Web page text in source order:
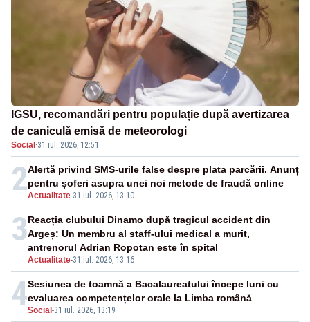
IGSU, recomandări pentru populație după avertizarea
de caniculă emisă de meteorologi
Social ·31 iul. 2026, 12:51
2Actualitate-31 iul. 2026, 13:10
Alertă privind SMS-urile false despre plata parcării. Anunț
pentru șoferi asupra unei noi metode de fraudă online
3
Actualitate-31 iul. 2026, 13:16
Reacția clubului Dinamo după tragicul accident din
Argeș: Un membru al staff-ului medical a murit,
antrenorul Adrian Ropotan este în spital
4Social -31 iul. 2026, 13:19
Sesiunea de toamnă a Bacalaureatului începe luni cu
evaluarea competențelor orale la Limba română